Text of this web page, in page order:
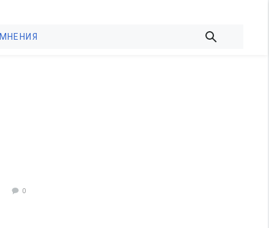
МНЕНИЯ
0